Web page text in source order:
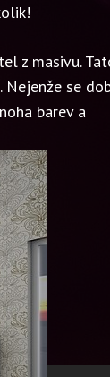
z masivu.
se
barev a